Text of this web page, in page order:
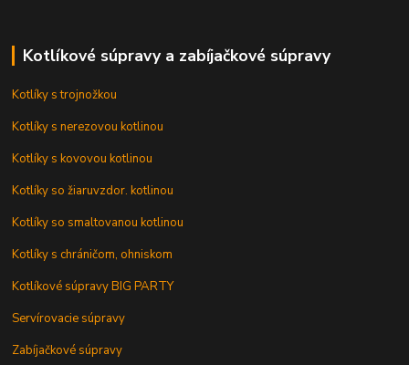
Kotlíkové súpravy a zabíjačkové súpravy
Kotlíky s trojnožkou
Kotlíky s nerezovou kotlinou
Kotlíky s kovovou kotlinou
Kotlíky so žiaruvzdor. kotlinou
Kotlíky so smaltovanou kotlinou
Kotlíky s chráničom, ohniskom
Kotlíkové súpravy BIG PARTY
Servírovacie súpravy
Zabíjačkové súpravy